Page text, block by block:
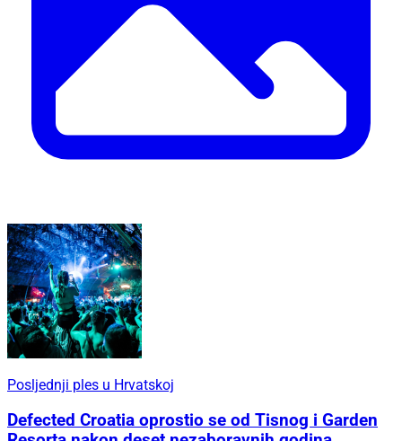
Posljednji ples u Hrvatskoj
Defected Croatia oprostio se od Tisnog i Garden